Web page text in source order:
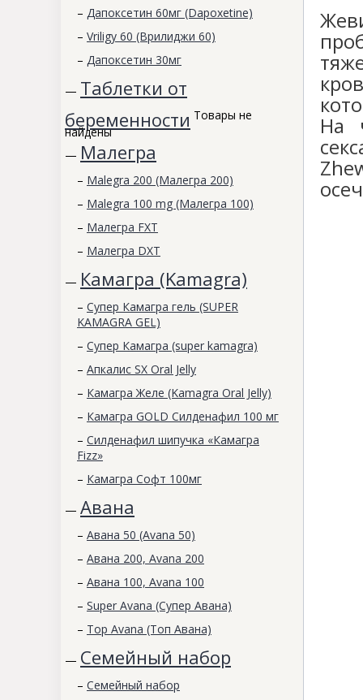
– Дапоксетин 60мг (Dapoxetine)
– Vriligy 60 (Врилиджи 60)
– Дапоксетин 30мг
— Таблетки от
беременности Товары не
найдены
— Малегра
– Malegra 200 (Малегра 200)
– Malegra 100 mg (Малегра 100)
– Малегра FXT
– Малегра DXT
— Камагра (Kamagra)
– Супер Камагра гель (SUPER
KAMAGRA GEL)
– Супер Камагра (super kamagra)
– Апкалис SX Oral Jelly
– Камагра Желе (Kamagra Oral Jelly)
– Камагра GOLD Силденафил 100 мг
– Силденафил шипучка «Камагра
Fizz»
– Камагра Софт 100мг
— Авана
– Авана 50 (Avana 50)
– Авана 200, Avana 200
– Авана 100, Avana 100
– Super Avana (Супер Авана)
– Top Avana (Топ Авана)
— Семейный набор
– Семейный набор
На